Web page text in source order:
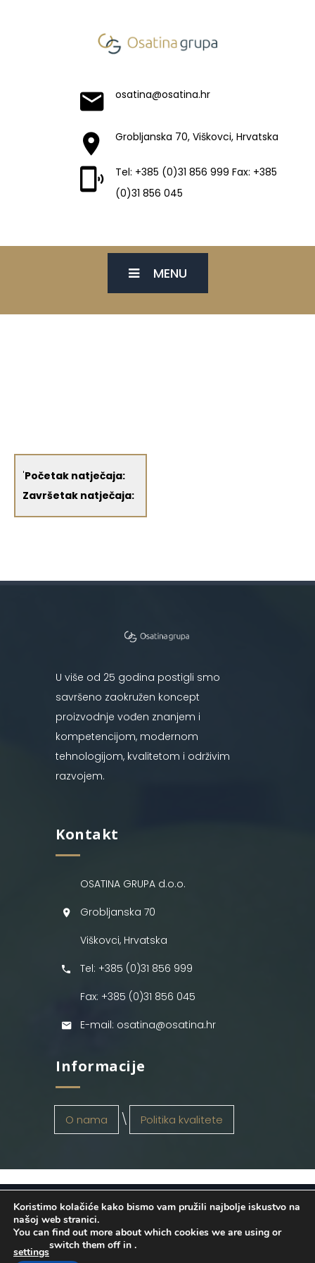
osatina@osatina.hr
Grobljanska 70, Viškovci, Hrvatska
Tel: +385 (0)31 856 999 Fax: +385
(0)31 856 045
MENU
'Početak natječaja:
Završetak natječaja:
U više od 25 godina postigli smo
savršeno zaokružen koncept
proizvodnje vođen znanjem i
kompetencijom, modernom
tehnologijom, kvalitetom i održivim
razvojem.
Kontakt
OSATINA GRUPA d.o.o.
Grobljanska 70
Viškovci, Hrvatska
Tel: +385 (0)31 856 999
Fax: +385 (0)31 856 045
E-mail: osatina@osatina.hr
Informacije
O nama Politika kvalitete
OSATINA GRUPA d.o.o. 2026
. Configured
byINFOS Osijek. Sva prava pridržana.
Koristimo kolačiće kako bismo vam pružili najbolje iskustvo na
našoj web stranici.
You can find out more about which cookies we are using or
switch them off in
settings
.